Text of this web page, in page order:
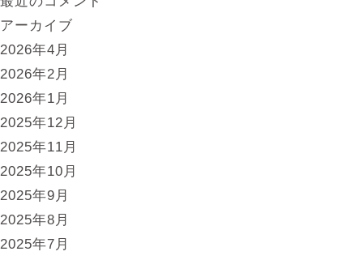
アーカイブ
2026年4月
2026年2月
2026年1月
2025年12月
2025年11月
2025年10月
2025年9月
2025年8月
2025年7月